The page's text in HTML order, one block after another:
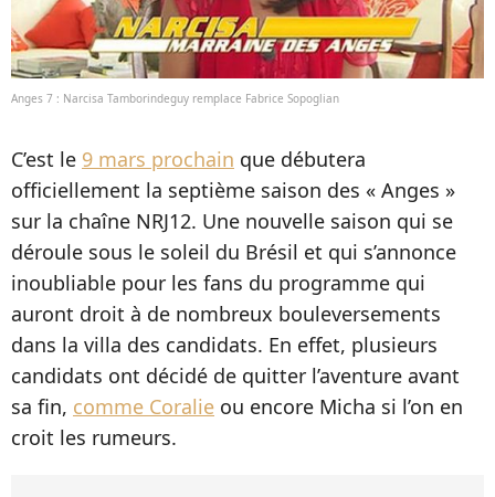
Anges 7 : Narcisa Tamborindeguy remplace Fabrice Sopoglian
C’est le 9 mars prochain que débutera
officiellement la septième saison des « Anges »
sur la chaîne NRJ12. Une nouvelle saison qui se
déroule sous le soleil du Brésil et qui s’annonce
inoubliable pour les fans du programme qui
auront droit à de nombreux bouleversements
dans la villa des candidats. En effet, plusieurs
candidats ont décidé de quitter l’aventure avant
sa fin, comme Coralie ou encore Micha si l’on en
croit les rumeurs.